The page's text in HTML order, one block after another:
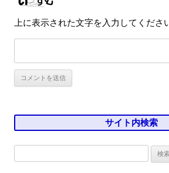
上に表示された文字を入力してくださ
サイト内検索